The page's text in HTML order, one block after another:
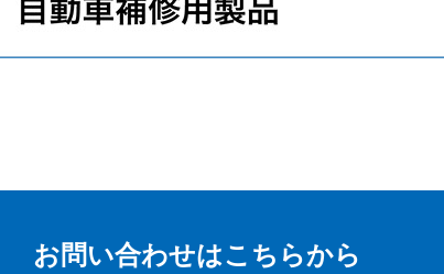
お問い合わせはこちらから